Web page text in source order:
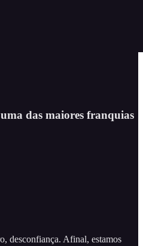
das maiores franquias
desconfiança. Afinal, estamos